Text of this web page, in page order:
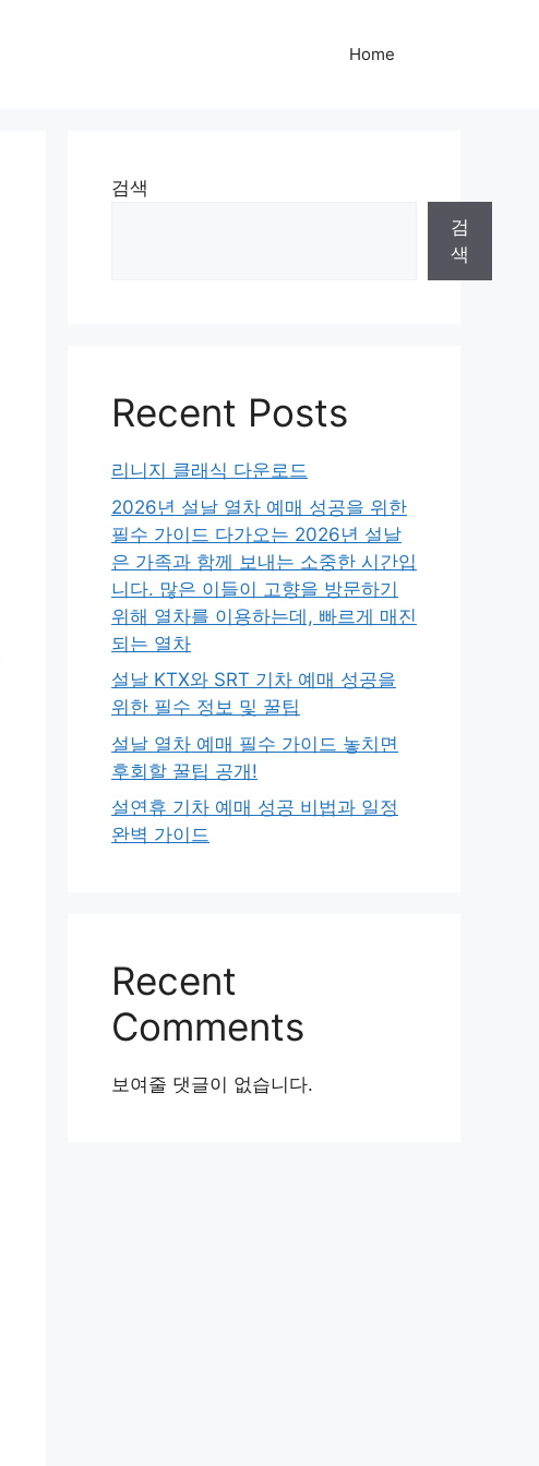
Home
검색
검
색
Recent Posts
리니지 클래식 다운로드
2026년 설날 열차 예매 성공을 위한
필수 가이드 다가오는 2026년 설날
은 가족과 함께 보내는 소중한 시간입
니다. 많은 이들이 고향을 방문하기
위해 열차를 이용하는데, 빠르게 매진
되는 열차
설날 KTX와 SRT 기차 예매 성공을
위한 필수 정보 및 꿀팁
설날 열차 예매 필수 가이드 놓치면
후회할 꿀팁 공개!
설연휴 기차 예매 성공 비법과 일정
완벽 가이드
Recent
Comments
보여줄 댓글이 없습니다.